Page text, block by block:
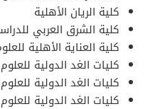
كلية الريان الأهلية
كلية الشرق العربي
كلية العناية الأهلية
كليات الغد الدولية
كليات الغد الدولية
كليات الغد الدولية